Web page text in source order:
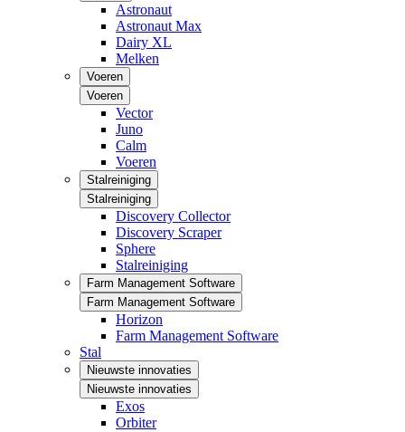
Astronaut
Astronaut Max
Dairy XL
Melken
Voeren
Voeren
Vector
Juno
Calm
Voeren
Stalreiniging
Stalreiniging
Discovery Collector
Discovery Scraper
Sphere
Stalreiniging
Farm Management Software
Farm Management Software
Horizon
Farm Management Software
Stal
Nieuwste innovaties
Nieuwste innovaties
Exos
Orbiter